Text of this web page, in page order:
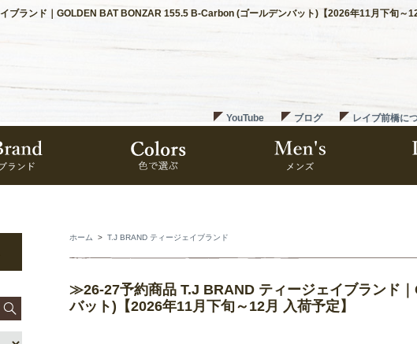
ランド｜GOLDEN BAT BONZAR 155.5 B-Carbon (ゴールデンバット)【2026年11月下旬～12
YouTube ブログ レイブ前橋に
ホーム > T.J BRAND ティージェイブランド
≫26-27予約商品 T.J BRAND ティージェイブランド
バット)【2026年11月下旬～12月 入荷予定】